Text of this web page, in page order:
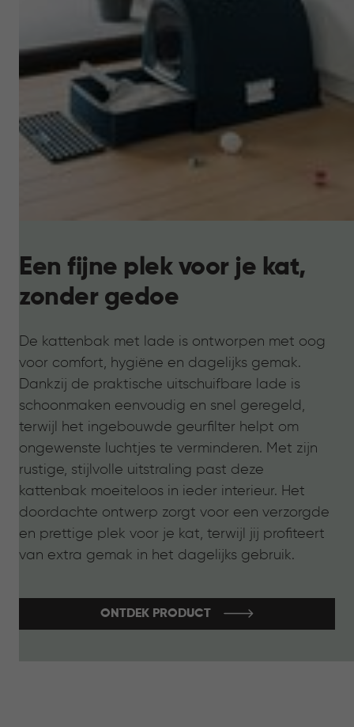
Een fijne plek voor je kat,
zonder gedoe
De kattenbak met lade is ontworpen met oog
voor comfort, hygiëne en dagelijks gemak.
Dankzij de praktische uitschuifbare lade is
schoonmaken eenvoudig en snel geregeld,
terwijl het ingebouwde geurfilter helpt om
ongewenste luchtjes te verminderen. Met zijn
rustige, stijlvolle uitstraling past deze
kattenbak moeiteloos in ieder interieur. Het
doordachte ontwerp zorgt voor een verzorgde
en prettige plek voor je kat, terwijl jij profiteert
van extra gemak in het dagelijks gebruik.
ONTDEK PRODUCT